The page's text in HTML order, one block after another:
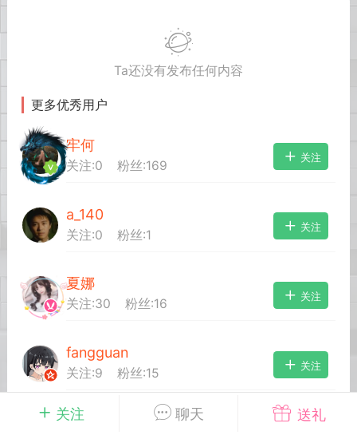
攻略教程
02-10 15:45
电脑端
卖挂
禁止发布联机可用的作弊模组，
作弊模组的发布规范近期收到一些信息
作弊模组在联机服务器使用,为了维护游
模组的发布行为：1. *...
71 2.19w
大人
Lv.8
关注 聊天 送礼
Ta还没有发布任何内容
更多优秀用户
牢何
关注:0 粉丝:169
关注
a_140
关注:0 粉丝:1
关注
夏娜
关注:30 粉丝:16
关注
fangguan
关注:9 粉丝:15
关注
友達